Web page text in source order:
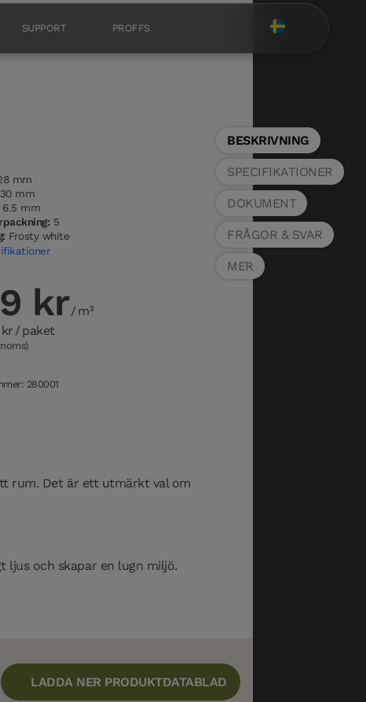
SUPPORT PROFFS
mm
mm
6.5 mm
5
Frosty white
kr/ m²
kr / paket
280001
rum. Det är ett utmärkt val om
ljus och skapar en lugn miljö.
LADDA NER PRODUKTDATABLAD
BESKRIVNING
SPECIFIKATIONER
DOKUMENT
FRÅGOR & SVAR
MER